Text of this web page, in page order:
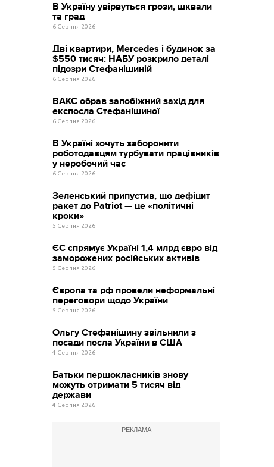
В Україну увірвуться грози, шквали
та град
6 Серпня 2026
Дві квартири, Mercedes і будинок за
$550 тисяч: НАБУ розкрило деталі
підозри Стефанішиній
6 Серпня 2026
ВАКС обрав запобіжний захід для
експосла Стефанішиної
6 Серпня 2026
В Україні хочуть заборонити
роботодавцям турбувати працівників
у неробочий час
6 Серпня 2026
Зеленський припустив, що дефіцит
ракет до Patriot — це «політичні
кроки»
5 Серпня 2026
ЄС спрямує Україні 1,4 млрд євро від
заморожених російських активів
5 Серпня 2026
Європа та рф провели неформальні
переговори щодо України
5 Серпня 2026
Ольгу Стефанішину звільнили з
посади посла України в США
4 Серпня 2026
Батьки першокласників знову
можуть отримати 5 тисяч від
держави
4 Серпня 2026
РЕКЛАМА